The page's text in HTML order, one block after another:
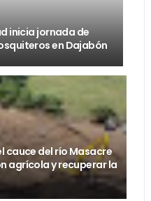
inicia jornada de
en Dajabón
cauce del río Masacre
agrícola y recuperar la